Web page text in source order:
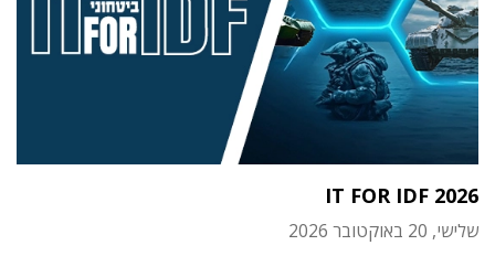
IT FOR IDF 2026
שלישי, 20 באוקטובר 2026